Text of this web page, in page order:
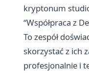
kryptonum
“Współpraca z
To zespół
skorzystać z ich
profesjonalnie i